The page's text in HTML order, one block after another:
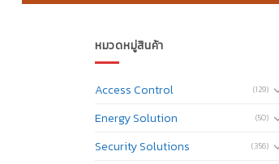
หมวดหมู่สินค้า
Access Control (129)
Energy Solution (50)
Security Solutions (356)